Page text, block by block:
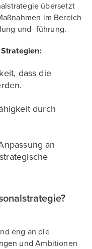
übersetzt
im Bereich
und -führung.
dass die
durch
an
eng an die
und Ambitionen